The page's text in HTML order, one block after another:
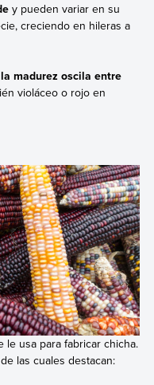
y pueden variar en su
creciendo en hileras a
madurez oscila entre
violáceo o rojo en
le usa para fabricar chicha.
las cuales destacan: